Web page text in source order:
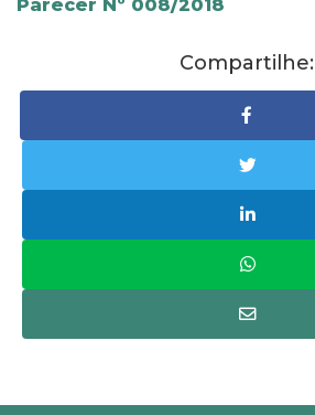
Parecer Nº 008/2018
Compartilhe: